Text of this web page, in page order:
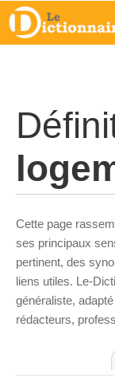
Cette page
ses principaux
pertinent, des
liens utiles. Le-
généraliste,
rédacteurs,